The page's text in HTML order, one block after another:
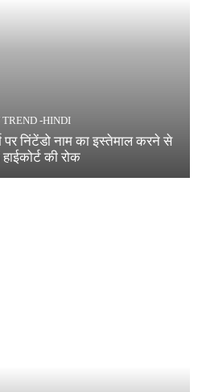
-HINDI
पर निंटेंडो नाम का इस्तेमाल करने से
हाईकोर्ट की रोक